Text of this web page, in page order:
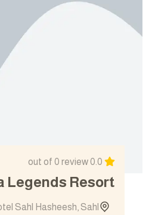
0.0
out of 0 review
Legends Resort
Sahl Hasheesh, Sahl